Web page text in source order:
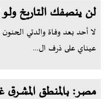
لن ينصفك التاريخ ولو
لا أحد بعد وفاة والدتي
عيناي على ذرف ال...
مصر: بالمنطق المشرق